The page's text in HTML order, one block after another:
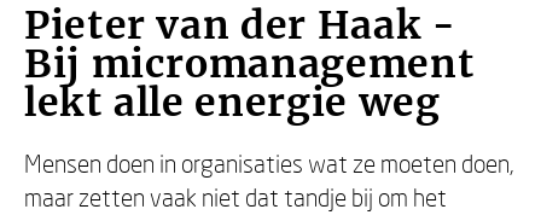
Pieter van der Haak -
Bij micromanagement
lekt alle energie weg
Mensen doen in organisaties wat ze moeten doen,
maar zetten vaak niet dat tandje bij om het